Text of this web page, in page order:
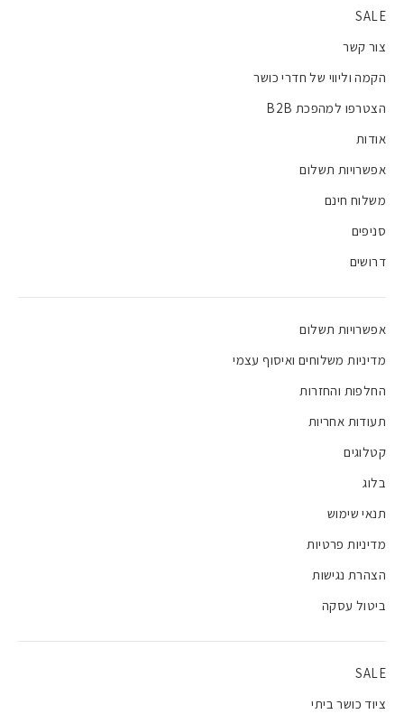
SALE
צור קשר
הקמה וליווי של חדרי כושר
הצטרפו למהפכת B2B
אודות
אפשרויות תשלום
משלוח חינם
סניפים
דרושים
אפשרויות תשלום
מדיניות משלוחים ואיסוף עצמי
החלפות והחזרות
תעודות אחריות
קטלוגים
בלוג
תנאי שימוש
מדיניות פרטיות
הצהרת נגישות
ביטול עסקה
SALE
ציוד כושר ביתי